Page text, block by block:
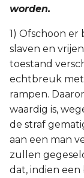
worden.
1) Ofschoon er
slaven en
toestand
echtbreuk met
rampen.
waardig is,
de straf
aan een man
zullen
dat, indien een